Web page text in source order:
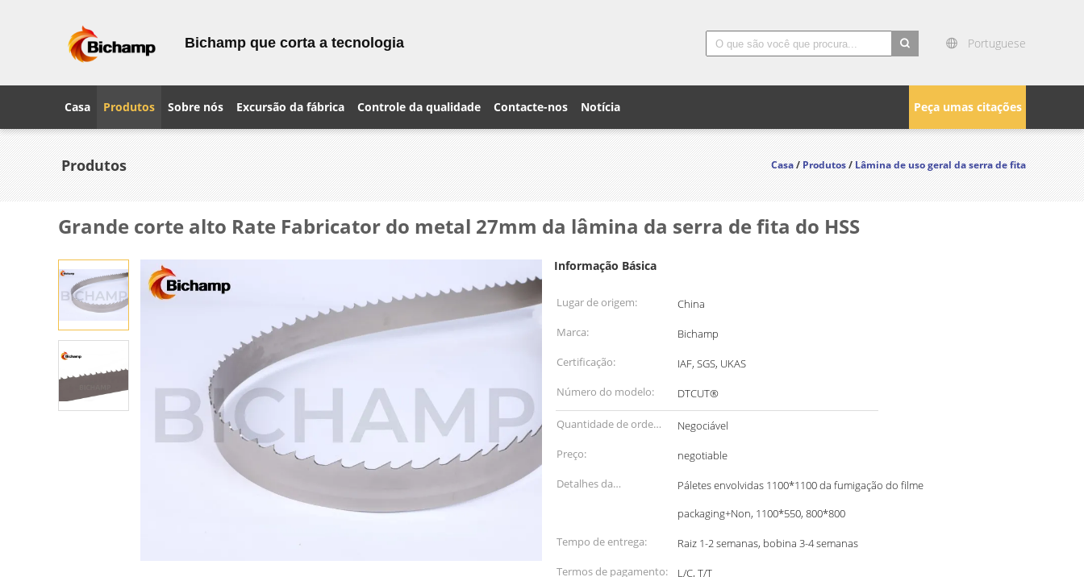
Bichamp que corta a tecnologia Portuguese
Peça umas citações
Casa Produtos Sobre nós Excursão da fábrica Controle da qualidade Contacte-nos Notícia
Produtos Casa/Produtos/Lâmina de uso geral da serra de fita
Grande corte alto Rate Fabricator do metal 27mm da lâmina da serra de fita do HSS
Informação Básica
Lugar de origem:
China
Marca:
Bichamp
Certificação:
IAF, SGS, UKAS
Número do modelo:
DTCUT®
Quantidade de ordem
mínima:
Negociável
Preço:
negotiable
Detalhes da
Páletes envolvidas 1100*1100 da fumigação do filme
packaging+Non, 1100*550, 800*800
Tempo de entrega:
Raiz 1-2 semanas, bobina 3-4 semanas
Termos de pagamento:
L/C, T/T